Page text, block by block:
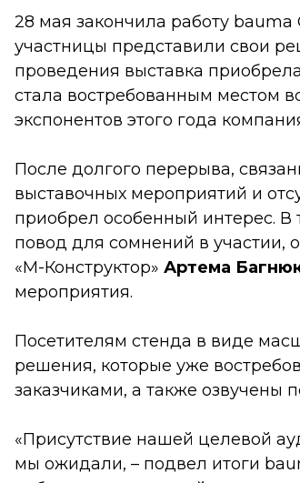
28 мая закончила работу bauma
участницы представили свои
проведения выставка
стала востребованным местом
экспонентов этого года
После долгого перерыва,
выставочных мероприятий и
приобрел особенный интерес.
повод для сомнений в участии,
«М-Конструктор» Артема
мероприятия.
Посетителям стенда в виде
решения, которые уже
заказчиками, а также озвучены
«Присутствие нашей целевой
мы ожидали, – подвел итоги